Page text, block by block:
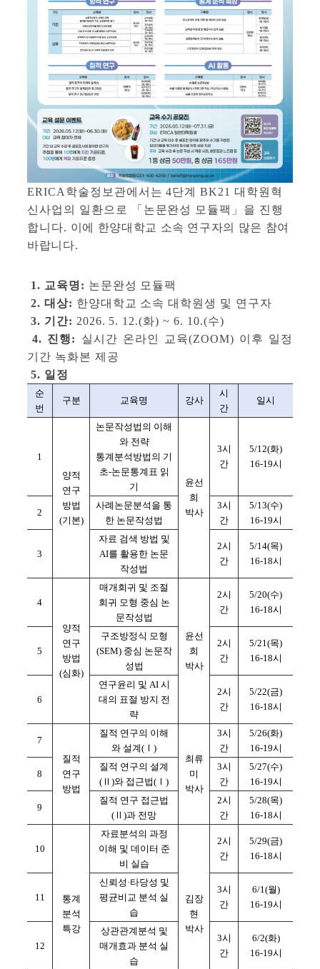
ERICA학술정보관에서는 4단계 BK21 대학원혁
신사업의 일환으로 「논문완성 모듈팩」을 진행
합니다. 이에 한양대학교 소속 연구자의 많은 참여
바랍니다.
1. 교육명: 논문완성 모듈팩
2. 대상: 한양대학교 소속 대학원생 및 연구자
3. 기간: 2026. 5. 12.(화) ~ 6. 10.(수)
4. 진행:
실시간 온라인 교육(ZOOM) 이후 일정
기간 녹화본 제공
5. 일정
순
번
구분 교육명 강사
시
간
일시
1
양적
연구
방법
(기본)
논문작성법의 이해
와 전략
통계분석방법의 기
초-논문통계표 읽
기
윤선
희
박사
3시
간
5/12(화)
16-19시
2
사례논문분석을 통
한 논문작성법
3시
간
5/13(수)
16-19시
3
자료 검색 방법 및
AI를 활용한 논문
작성법
2시
간
5/14(목)
16-18시
4
양적
연구
방법
(심화)
매개회귀 및 조절
회귀 모형 중심 논
문작성법
윤선
희
박사
2시
간
5/20(수)
16-18시
5
구조방정식 모형
(SEM) 중심 논문작
성법
2시
간
5/21(목)
16-18시
6
연구윤리 및 AI 시
대의 표절 방지 전
략
2시
간
5/22(금)
16-18시
7
질적
연구
방법
질적 연구의 이해
와 설계(Ⅰ)
최류
미
박사
3시
간
5/26(화)
16-19시
8
질적 연구의 설계
(Ⅱ)와 접근법(Ⅰ)
3시
간
5/27(수)
16-19시
9
질적 연구 접근법
(Ⅱ)과 전망
2시
간
5/28(목)
16-18시
10
통계
분석
특강
자료분석의 과정
이해 및 데이터 준
비 실습
김장
현
박사
2시
간
5/29(금)
16-18시
11
신뢰성·타당성 및
평균비교 분석 실
습
3시
간
6/1(월)
16-19시
12
상관관계분석 및
매개효과 분석 실
습
3시
간
6/2(화)
16-19시